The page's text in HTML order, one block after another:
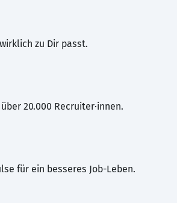
zu Dir passt.
20.000 Recruiter·innen.
für ein besseres Job-Leben.